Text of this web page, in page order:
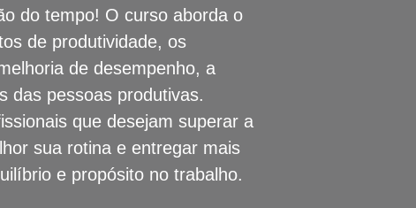
do tempo! O curso aborda o
de produtividade, os
de desempenho, a
das pessoas produtivas.
que desejam superar a
sua rotina e entregar mais
e propósito no trabalho.